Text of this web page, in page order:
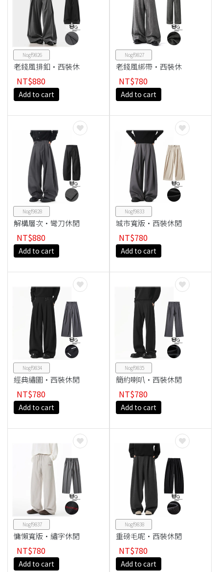
Nogf9826
老錢風排釦·西裝休
NT$880
Add to cart
Nogf9827
老錢風綁帶·西裝休
NT$780
Add to cart
Nogf9828
解構層次·彎刀休閒
NT$880
Add to cart
Nogf9833
城市寬版·西裝休閒
NT$780
Add to cart
Nogf9834
經典繡圖·西裝休閒
NT$780
Add to cart
Nogf9835
簡約喇叭·西裝休閒
NT$780
Add to cart
Nogf9837
慵懶寬版·繡字休閒
NT$780
Add to cart
Nogf9838
重磅毛呢·西裝休閒
NT$780
Add to cart